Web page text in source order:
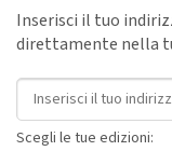
Inserisci il tuo
direttamente nella
Indirizzo email
Scegli le tue edizioni: